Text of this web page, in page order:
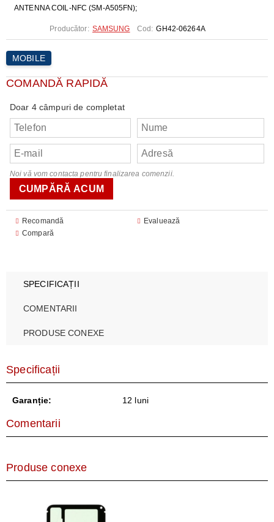
ANTENNA COIL-NFC (SM-A505FN);
Producător: SAMSUNG Cod: GH42-06264A
MOBILE
COMANDĂ RAPIDĂ
Doar 4 câmpuri de completat
Noi vă vom contacta pentru finalizarea comenzii.
Recomandă
Evaluează
Compară
SPECIFICAȚII
COMENTARII
PRODUSE CONEXE
Specificații
Garanție: 12 luni
Comentarii
Produse conexe